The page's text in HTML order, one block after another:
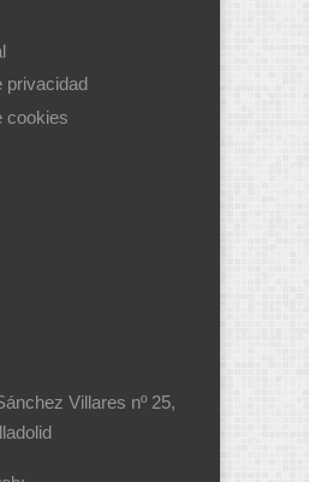
privacidad
cookies
Villares nº 25,